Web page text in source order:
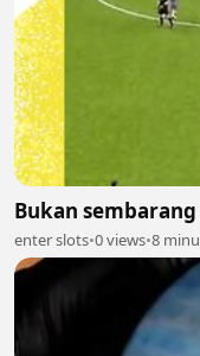
Bukan
enter slots•0 views•8